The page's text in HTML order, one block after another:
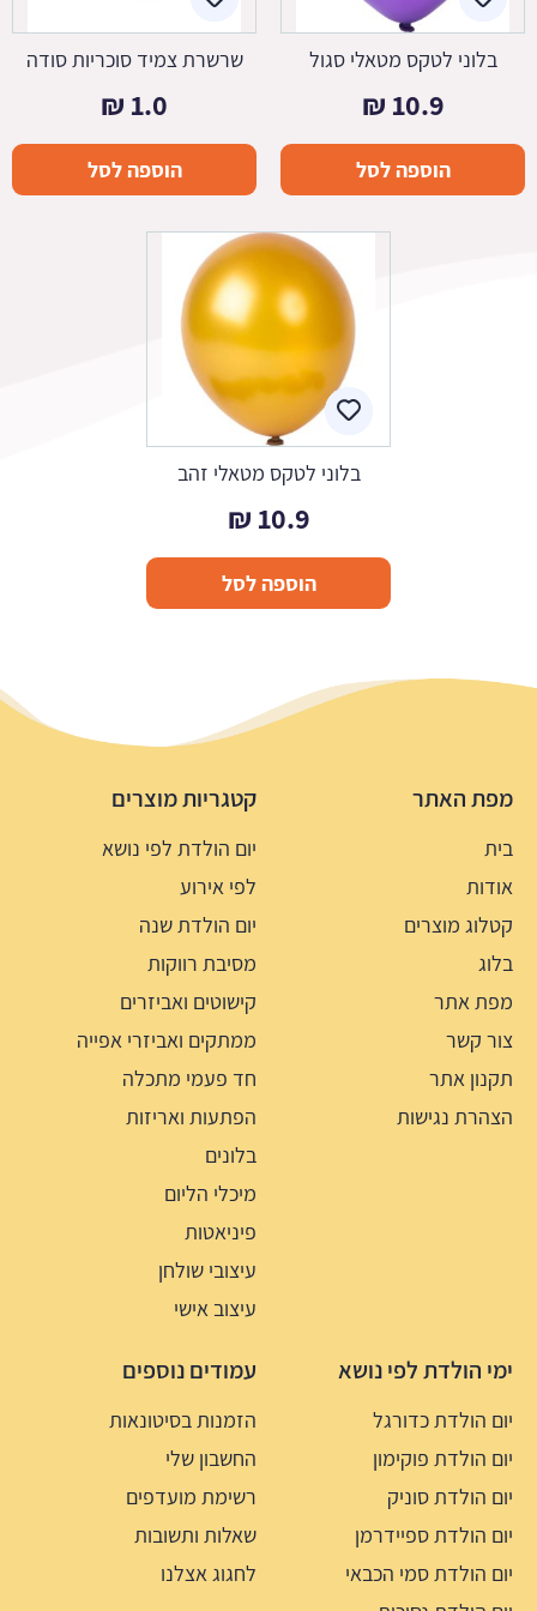
בלוני לטקס מטאלי סגול
10.9
₪
הוספה לסל
שרשרת צמיד סוכריות סודה
1.0
₪
הוספה לסל
בלוני לטקס מטאלי זהב
10.9
₪
הוספה לסל
מפת האתר
בית
אודות
קטלוג מוצרים
בלוג
מפת אתר
צור קשר
תקנון אתר
הצהרת נגישות
קטגריות מוצרים
יום הולדת לפי נושא
לפי אירוע
יום הולדת שנה
מסיבת רווקות
קישוטים ואביזרים
ממתקים ואביזרי אפייה
חד פעמי מתכלה
הפתעות ואריזות
בלונים
מיכלי הליום
פיניאטות
עיצובי שולחן
עיצוב אישי
ימי הולדת לפי נושא
יום הולדת כדורגל
יום הולדת פוקימון
יום הולדת סוניק
יום הולדת ספיידרמן
יום הולדת סמי הכבאי
עמודים נוספים
הזמנות בסיטונאות
החשבון שלי
רשימת מועדפים
שאלות ותשובות
לחגוג אצלנו